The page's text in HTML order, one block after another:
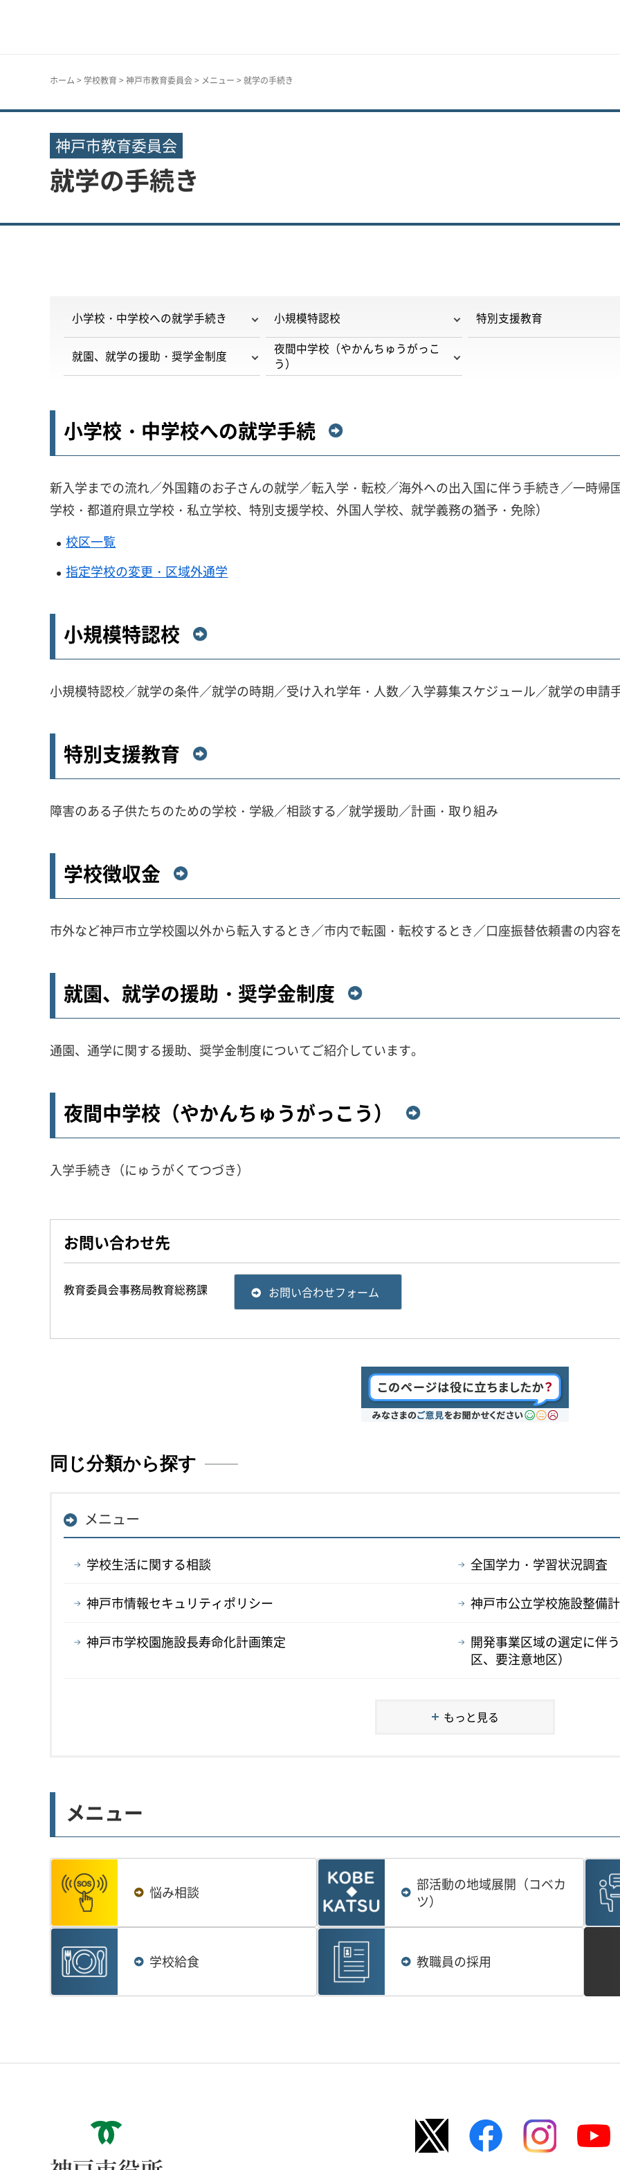
ホーム > 学校教育 > 神戸市教育委員会> メニュー > 就学の手続き
神戸市教育委員会
就学の手続き
小学校・中学校への就学手続き 小規模特認校 特別支援教育
就園、就学の援助・奨学金制度
夜間中学校（やかんちゅうがっこ
う）
小学校・中学校への就学手続
新入学までの流れ／外国籍のお子さんの就学／転入学・転校／海外への出入国に伴う手続き／一時帰
学校・都道府県立学校・私立学校、特別支援学校、外国人学校、就学義務の猶予・免除）
校区一覧
指定学校の変更・区域外通学
小規模特認校
小規模特認校／就学の条件／就学の時期／受け入れ学年・人数／入学募集スケジュール／就学の申請
特別支援教育
障害のある子供たちのための学校・学級／相談する／就学援助／計画・取り組み
学校徴収金
市外など神戸市立学校園以外から転入するとき／市内で転園・転校するとき／口座振替依頼書の内容
就園、就学の援助・奨学金制度
通園、通学に関する援助、奨学金制度についてご紹介しています。
夜間中学校（やかんちゅうがっこう）
入学手続き（にゅうがくてつづき）
お問い合わせ先
教育委員会事務局教育総務課 お問い合わせフォーム
同じ分類から探す
メニュー
学校生活に関する相談 全国学力・学習状況調査
神戸市情報セキュリティポリシー 神戸市公立学校施設整備
神戸市学校園施設長寿命化計画策定
開発事業区域の選定に伴
区、要注意地区）
もっと見る
メニュー
悩み相談
部活動の地域展開（コベカ
ツ）
学校給食 教職員の採用
神戸市役所